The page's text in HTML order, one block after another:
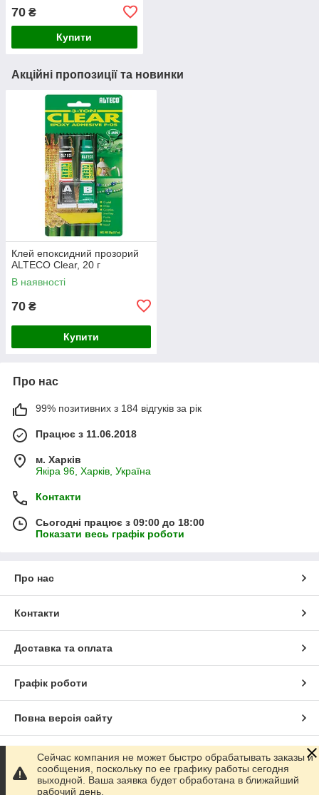
70 ₴
Купити
Акційні пропозиції та новинки
Клей епоксидний прозорий
ALTECO Clear, 20 г
В наявності
70 ₴
Купити
Про нас
99% позитивних з 184 відгуків за рік
Працює з 11.06.2018
м. Харків
Якіра 96, Харків, Україна
Контакти
Сьогодні працює з 09:00 до 18:00
Показати весь графік роботи
Про нас
Контакти
Доставка та оплата
Графік роботи
Повна версія сайту
Сайт створено на маркетплейсі Prom.ua
Політика конфіденційності
Сейчас компания не может быстро обрабатывать заказы и
сообщения, поскольку по ее графику работы сегодня
выходной. Ваша заявка будет обработана в ближайший
рабочий день.